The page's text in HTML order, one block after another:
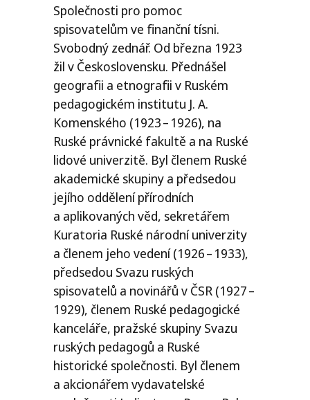
Společnosti pro pomoc
spisovatelům ve finanční tísni.
Svobodný zednář. Od března 1923
žil v Československu. Přednášel
geografii a etnografii v Ruském
pedagogickém institutu J. A.
Komenského (1923 – 1926), na
Ruské právnické fakultě a na Ruské
lidové univerzitě. Byl členem Ruské
akademické skupiny a předsedou
jejího oddělení přírodních
a aplikovaných věd, sekretářem
Kuratoria Ruské národní univerzity
a členem jeho vedení (1926 – 1933),
předsedou Svazu ruských
spisovatelů a novinářů v ČSR (1927 –
1929), členem Ruské pedagogické
kanceláře, pražské skupiny Svazu
ruských pedagogů a Ruské
historické společnosti. Byl členem
a akcionářem vydavatelské